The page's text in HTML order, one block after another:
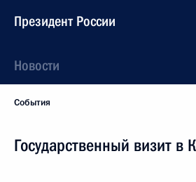
Президент России
Новости
События
Государственный визит в